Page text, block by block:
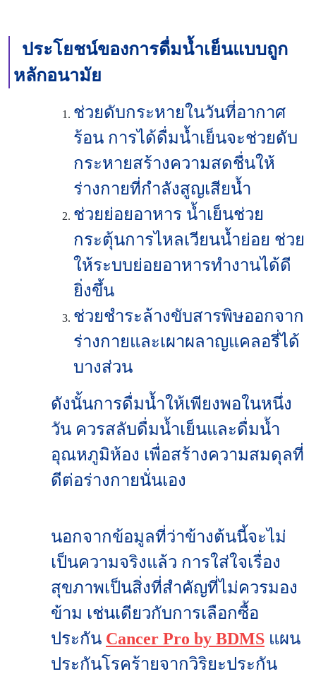
ประโยชน์ของการดื่มน้ำเย็นแบบถูก
หลักอนามัย
ช่วยดับกระหายในวันที่อากาศ
ร้อน การได้ดื่มน้ำเย็นจะช่วยดับ
กระหายสร้างความสดชื่นให้
ร่างกายที่กำลังสูญเสียน้ำ
ช่วยย่อยอาหาร น้ำเย็นช่วย
กระตุ้นการไหลเวียนน้ำย่อย ช่วย
ให้ระบบย่อยอาหารทำงานได้ดี
ยิ่งขึ้น
ช่วยชำระล้างขับสารพิษออกจาก
ร่างกายและเผาผลาญแคลอรี่ได้
บางส่วน
ดังนั้นการดื่มน้ำให้เพียงพอในหนึ่ง
วัน ควรสลับดื่มน้ำเย็นและดื่มน้ำ
อุณหภูมิห้อง เพื่อสร้างความสมดุลที่
ดีต่อร่างกายนั่นเอง
นอกจากข้อมูลที่ว่าข้างต้นนี้จะไม่
เป็นความจริงแล้ว การใส่ใจเรื่อง
สุขภาพเป็นสิ่งที่สำคัญที่ไม่ควรมอง
ข้าม เช่นเดียวกับการเลือกซื้อ
ประกัน Cancer Pro by BDMS แผน
ประกันโรคร้ายจากวิริยะประกัน